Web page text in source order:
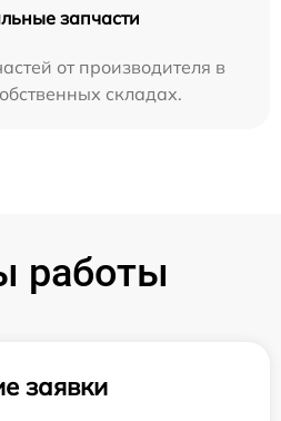
запчасти
от производителя в
складах.
работы
заявки